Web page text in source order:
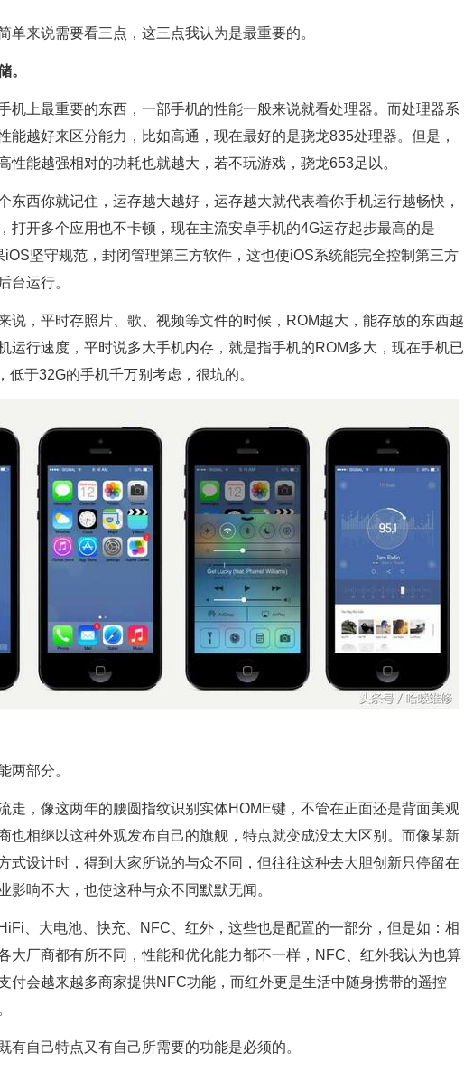
单来说需要看三点，这三点我认为是最重要的。
。
机上最重要的东西，一部手机的性能一般来说就看处理器。而处理器系
能越好来区分能力，比如高通，现在最好的是骁龙835处理器。但是，
性能越强相对的功耗也就越大，若不玩游戏，骁龙653足以。
东西你就记住，运存越大越好，运存越大就代表着你手机运行越畅快，
打开多个应用也不卡顿，现在主流安卓手机的4G运存起步最高的是
iOS坚守规范，封闭管理第三方软件，这也使iOS系统能完全控制第三方
台运行。
说，平时存照片、歌、视频等文件的时候，ROM越大，能存放的东西越
运行速度，平时说多大手机内存，就是指手机的ROM多大，现在手机已
低于32G的手机千万别考虑，很坑的。
两部分。
走，像这两年的腰圆指纹识别实体HOME键，不管在正面还是背面美观
也相继以这种外观发布自己的旗舰，特点就变成没太大区别。而像某新
式设计时，得到大家所说的与众不同，但往往这种去大胆创新只停留在
影响不大，也使这种与众不同默默无闻。
、大电池、快充、NFC、红外，这些也是配置的一部分，但是如：相
大厂商都有所不同，性能和优化能力都不一样，NFC、红外我认为也算
付会越来越多商家提供NFC功能，而红外更是生活中随身携带的遥控
有自己特点又有自己所需要的功能是必须的。